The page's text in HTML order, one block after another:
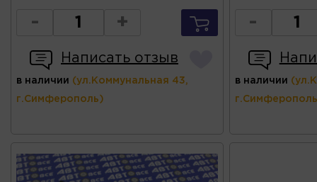
- +
Написать отзыв
в наличии (ул.Коммунальная 43,
г.Симферополь)
-
в наличии